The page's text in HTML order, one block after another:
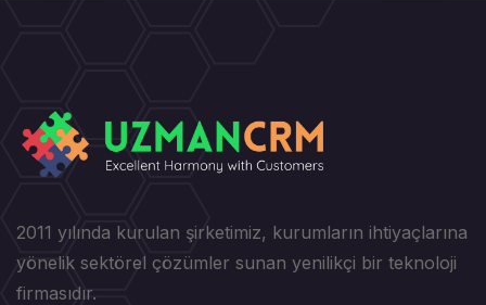
2011 yılında kurulan şirketimiz, kurumların ihtiyaçlarına
yönelik sektörel çözümler sunan yenilikçi bir teknoloji
firmasıdır.